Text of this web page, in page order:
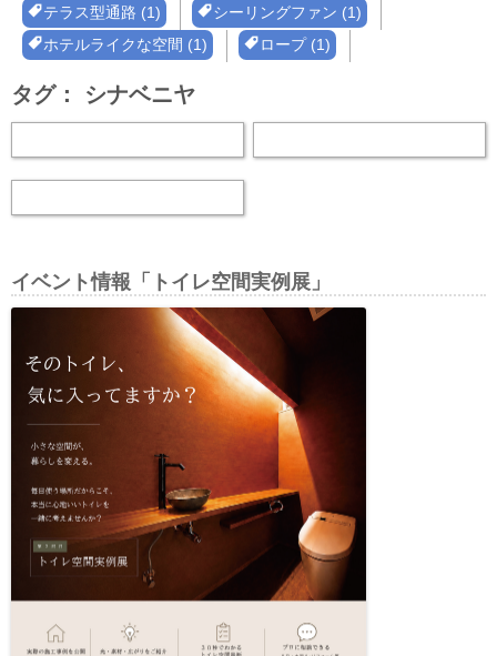
テラス型通路 (1)
シーリングファン (1)
ホテルライクな空間 (1)
ロープ (1)
タグ： シナベニヤ
イベント情報「トイレ空間実例展」